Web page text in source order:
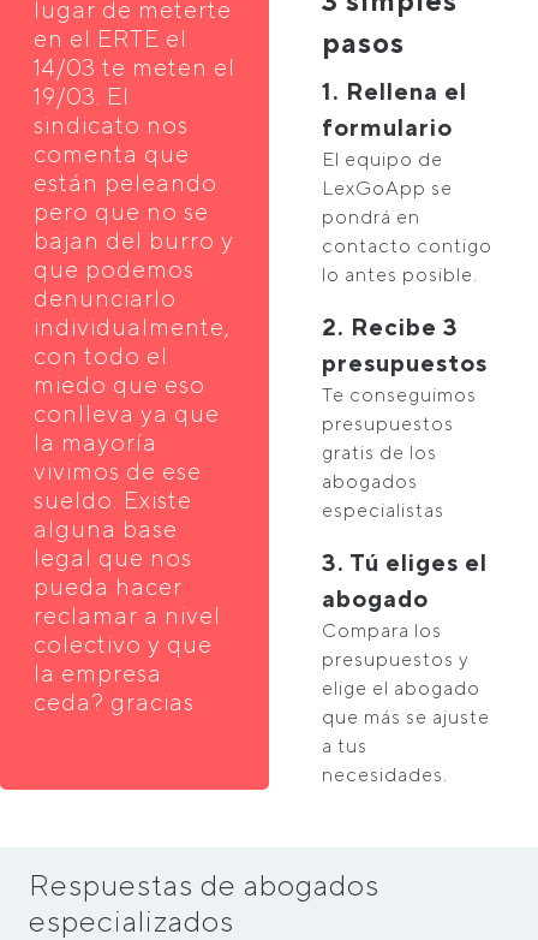
lugar de meterte
en el ERTE el
14/03 te meten el
19/03. El
sindicato nos
comenta que
están peleando
pero que no se
bajan del burro y
que podemos
denunciarlo
individualmente,
con todo el
miedo que eso
conlleva ya que
la mayoría
vivimos de ese
sueldo. Existe
alguna base
legal que nos
pueda hacer
reclamar a nivel
colectivo y que
la empresa
ceda? gracias
pasos
1. Rellena el
formulario
El equipo de
LexGoApp se
pondrá en
contacto contigo
lo antes posible.
2. Recibe 3
presupuestos
Te conseguimos
presupuestos
gratis de los
abogados
especialistas
3. Tú eliges el
abogado
Compara los
presupuestos y
elige el abogado
que más se ajuste
a tus
necesidades.
Respuestas de abogados
especializados